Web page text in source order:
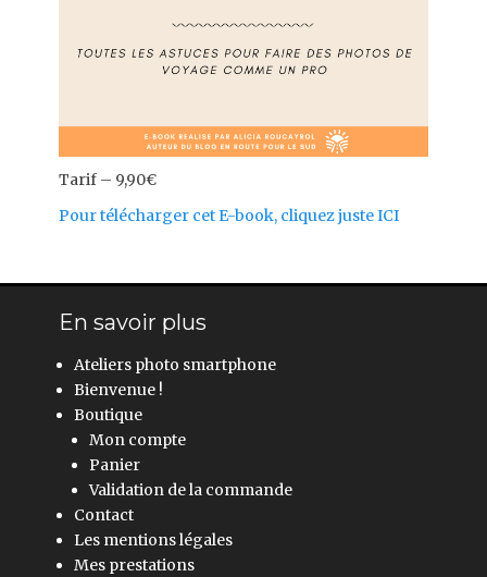
Tarif – 9,90€
Pour télécharger cet E-book, cliquez juste ICI
En savoir plus
Ateliers photo smartphone
Bienvenue !
Boutique
Mon compte
Panier
Validation de la commande
Contact
Les mentions légales
Mes prestations